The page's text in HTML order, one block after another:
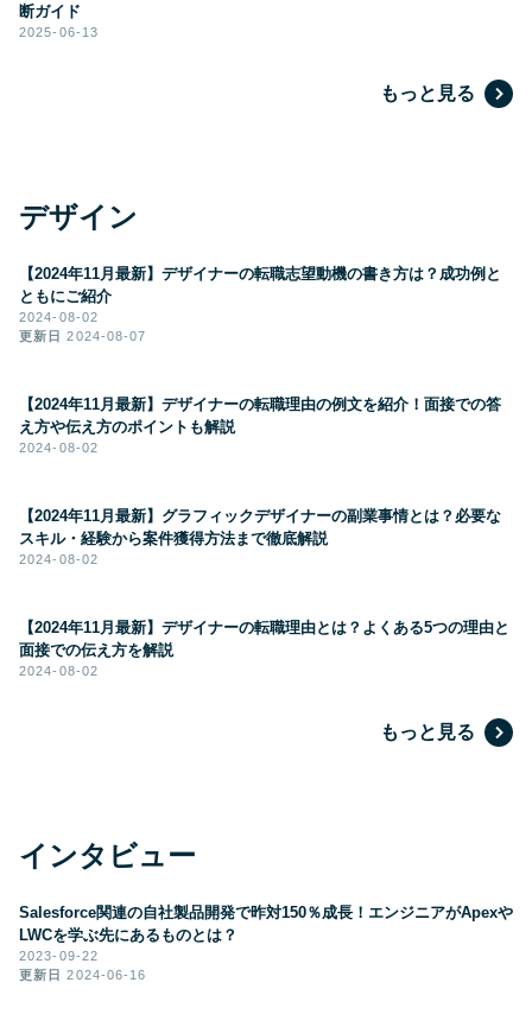
断ガイド
2025-06-13
もっと見る
デザイン
【2024年11月最新】デザイナーの転職志望動機の書き方は？成功例と
ともにご紹介
2024-08-02
更新日2024-08-07
【2024年11月最新】デザイナーの転職理由の例文を紹介！面接での答
え方や伝え方のポイントも解説
2024-08-02
【2024年11月最新】グラフィックデザイナーの副業事情とは？必要な
スキル・経験から案件獲得方法まで徹底解説
2024-08-02
【2024年11月最新】デザイナーの転職理由とは？よくある5つの理由と
面接での伝え方を解説
2024-08-02
もっと見る
インタビュー
Salesforce関連の自社製品開発で昨対150％成長！エンジニアがApexや
LWCを学ぶ先にあるものとは？
2023-09-22
更新日2024-06-16